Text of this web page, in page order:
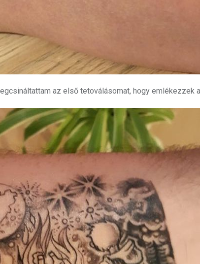
az első tetoválásomat, hogy emlékezzek